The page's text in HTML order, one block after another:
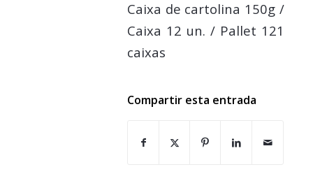
Caixa de cartolina 150g /
Caixa 12 un. / Pallet 121
caixas
Compartir esta entrada